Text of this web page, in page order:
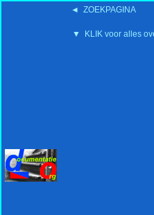
◄ ZOEKPAGINA
▼ KLIK voor alles
'15:19 19-2-2008